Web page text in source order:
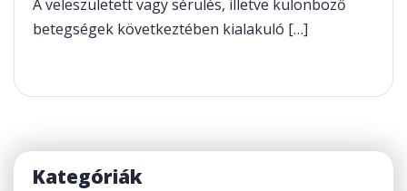
A veleszületett vagy sérülés, illetve különböző
betegségek következtében kialakuló […]
Kategóriák